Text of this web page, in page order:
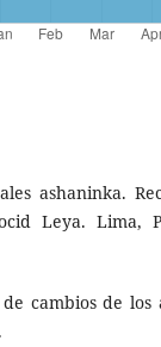
ashaninka.
Leya. Lima,
cambios de